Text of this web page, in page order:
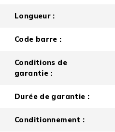
Longueur :
Code barre :
Conditions de
garantie :
Durée de garantie :
Conditionnement :